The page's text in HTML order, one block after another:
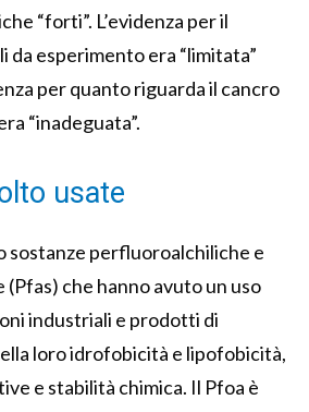
“forti”. L’evidenza per il
da esperimento era “limitata”
per quanto riguarda il cancro
“inadeguata”.
usate
sostanze perfluoroalchiliche e
che hanno avuto un uso
industriali e prodotti di
loro idrofobicità e lipofobicità,
e stabilità chimica. Il Pfoa è